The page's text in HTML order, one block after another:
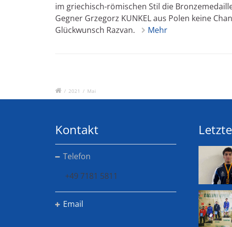
im griechisch-römischen Stil die
Gegner Grzegorz KUNKEL aus Polen keine
Glückwunsch Razvan.
Mehr
/ 2021 / Mai
Kontakt
Telefon
+49 7181 5811
Email